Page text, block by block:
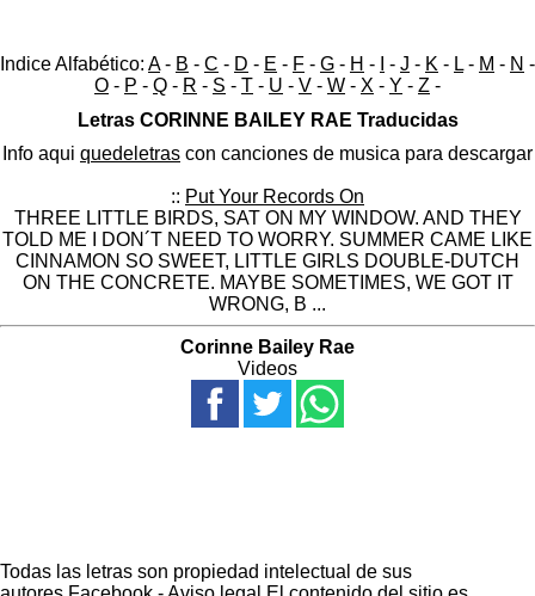
Indice Alfabético: A- B - C - D - E - F - G - H - - J - K - L - M - N -
O - P - Q - R - S - T - U - V - W - X - Y - Z -
Letras CORINNE BAILEY RAE Traducidas
Info aqui quedeletras con canciones de musica para descargar
:: Put Your Records On
THREE LITTLE BIRDS, SAT ON MY WINDOW. AND THEY
TOLD ME I DON´T NEED TO WORRY. SUMMER CAME LIKE
CINNAMON SO SWEET, LITTLE GIRLS DOUBLE-DUTCH
ON THE CONCRETE. MAYBE SOMETIMES, WE GOT IT
WRONG, B ...
Corinne Bailey Rae
Videos
Todas las letras son propiedad intelectual de sus